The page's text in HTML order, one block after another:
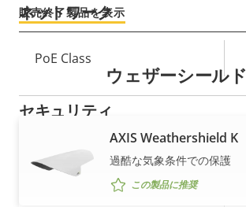
パ
テ
ィ
説
明
ロ
パ
テ
値
ネットワーク
プ
パ
テ
の
ロ
パ
ィ
PoE Class
セキュリティ
プ
プ
署名付きOS
セキュアブート
販売終了製品を表示
ウェザーシールド
AXIS Weathershield K
過酷な気象条件での保護
この製品に推奨